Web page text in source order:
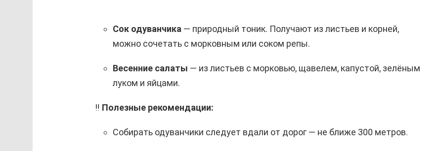
Сок одуванчика — природный тоник. Получают из листьев и корней,
можно сочетать с морковным или соком репы.
Весенние салаты — из листьев с морковью, щавелем, капустой, зелёным
луком и яйцами.
‼️ Полезные рекомендации:
Собирать одуванчики следует вдали от дорог — не ближе 300 метров.